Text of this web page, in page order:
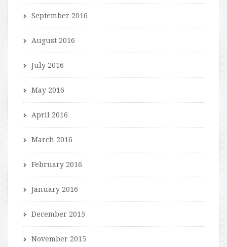
September 2016
August 2016
July 2016
May 2016
April 2016
March 2016
February 2016
January 2016
December 2015
November 2015